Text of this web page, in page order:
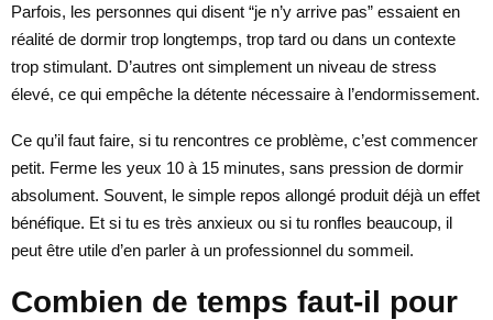
Parfois, les personnes qui disent “je n’y arrive pas” essaient en
réalité de dormir trop longtemps, trop tard ou dans un contexte
trop stimulant. D’autres ont simplement un niveau de stress
élevé, ce qui empêche la détente nécessaire à l’endormissement.
Ce qu’il faut faire, si tu rencontres ce problème, c’est commencer
petit. Ferme les yeux 10 à 15 minutes, sans pression de dormir
absolument. Souvent, le simple repos allongé produit déjà un effet
bénéfique. Et si tu es très anxieux ou si tu ronfles beaucoup, il
peut être utile d’en parler à un professionnel du sommeil.
Combien de temps faut-il pour